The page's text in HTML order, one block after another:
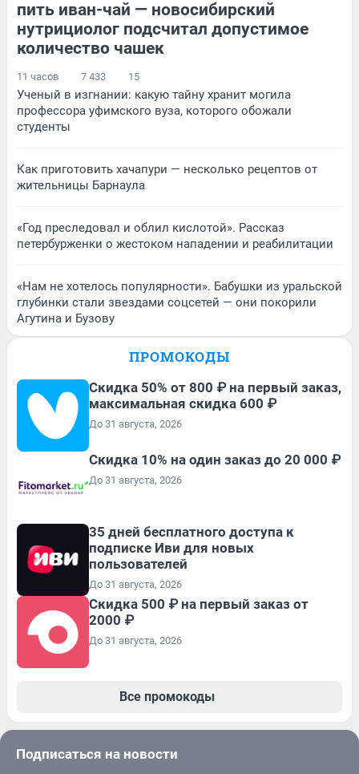
пить иван-чай — новосибирский
нутрициолог подсчитал допустимое
количество чашек
11 часов 7 433 15
Ученый в изгнании: какую тайну хранит могила
профессора уфимского вуза, которого обожали
студенты
Как приготовить хачапури — несколько рецептов от
жительницы Барнаула
«Год преследовал и облил кислотой». Рассказ
петербурженки о жестоком нападении и реабилитации
«Нам не хотелось популярности». Бабушки из уральской
глубинки стали звездами соцсетей — они покорили
Агутина и Бузову
ПРОМОКОДЫ
Скидка 50% от 800 ₽ на первый заказ,
максимальная скидка 600 ₽
До 31 августа, 2026
Скидка 10% на один заказ до 20 000 ₽
До 31 августа, 2026
35 дней бесплатного доступа к
подписке Иви для новых
пользователей
До 31 августа, 2026
Скидка 500 ₽ на первый заказ от
2000 ₽
До 31 августа, 2026
Все промокоды
Подписаться на новости